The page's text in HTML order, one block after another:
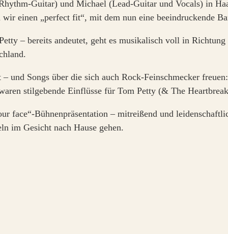
Guitar) und Michael (Lead-Guitar und Vocals) in
einen „perfect fit“, mit dem nun eine beeindruckende
– bereits andeutet, geht es musikalisch voll in
und Songs über die sich auch Rock-Feinschmecker
stilgebende Einflüsse für Tom Petty (& The
face“-Bühnenpräsentation – mitreißend und
im Gesicht nach Hause gehen.